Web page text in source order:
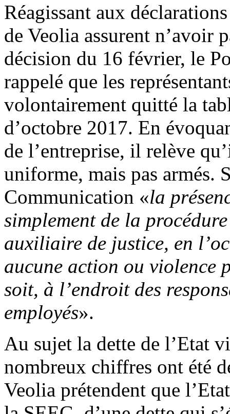
Réagissant aux
de Veolia assurent n’avoir
décision du 16 février, le
rappelé que les
volontairement quitté la
d’octobre 2017. En
de l’entreprise, il relève
uniforme, mais pas armés.
Communication «la
simplement de la
auxiliaire de justice, en
aucune action ou violence
soit, à l’endroit des
employés».
Au sujet la dette de l’Etat
nombreux chiffres ont été
Veolia prétendent que